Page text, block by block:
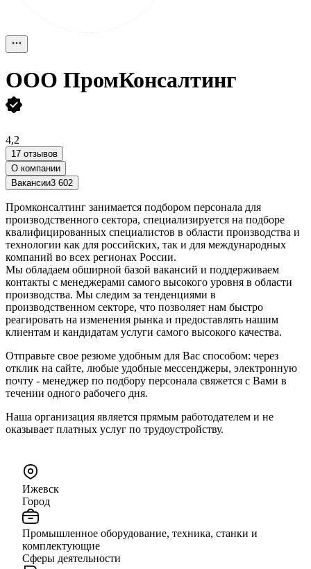
ООО ПромКонсалтинг
4,2
17 отзывов
О компании
Вакансии3 602
Промконсалтинг занимается подбором персонала для
производственного сектора, специализируется на подборе
квалифицированных специалистов в области производства и
технологии как для российских, так и для международных
компаний во всех регионах России.
Мы обладаем обширной базой вакансий и поддерживаем
контакты с менеджерами самого высокого уровня в области
производства. Мы следим за тенденциями в
производственном секторе, что позволяет нам быстро
реагировать на изменения рынка и предоставлять нашим
клиентам и кандидатам услуги самого высокого качества.
Отправьте свое резюме удобным для Вас способом: через
отклик на сайте, любые удобные мессенджеры, электронную
почту - менеджер по подбору персонала свяжется с Вами в
течении одного рабочего дня.
Наша организация является прямым работодателем и не
оказывает платных услуг по трудоустройству.
Ижевск
Город
Промышленное оборудование, техника, станки и
комплектующие
Сферы деятельности